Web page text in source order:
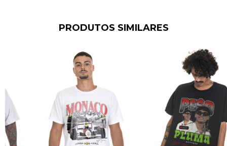
PRODUTOS SIMILARES